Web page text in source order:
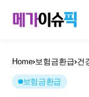
Home 보험금환급 건
보험금환급